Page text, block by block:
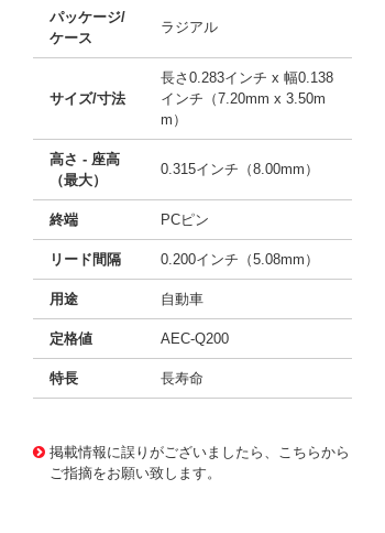
パッケージ/
ケース
ラジアル
サイズ/寸法
長さ0.283インチ x 幅0.138
インチ（7.20mm x 3.50m
m）
高さ - 座高
（最大）
0.315インチ（8.00mm）
終端 PCピン
リード間隔 0.200インチ（5.08mm）
用途 自動車
定格値 AEC-Q200
特長 長寿命
掲載情報に誤りがございましたら、こちらから
ご指摘をお願い致します。